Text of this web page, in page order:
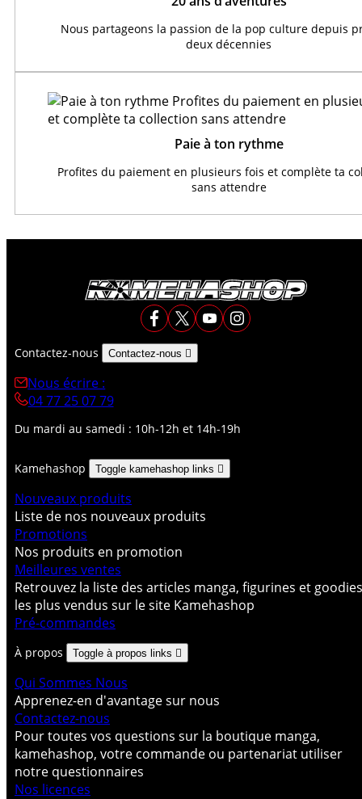
Nous partageons la passion de la pop culture depuis
deux décennies
Paie à ton rythme
Profites du paiement en plusieurs fois et complète ta
sans attendre
Contactez-nous Contactez-nous 
Nous écrire :
04 77 25 07 79
Du mardi au samedi : 10h-12h et 14h-19h
Kamehashop Toggle kamehashop links 
Nouveaux produits
Liste de nos nouveaux produits
Promotions
Nos produits en promotion
Meilleures ventes
Retrouvez la liste des articles manga, figurines et goodies
les plus vendus sur le site Kamehashop
Pré-commandes
À propos Toggle à propos links 
Qui Sommes Nous
Apprenez-en d'avantage sur nous
Contactez-nous
Pour toutes vos questions sur la boutique manga,
kamehashop, votre commande ou partenariat utiliser
notre questionnaires
Nos licences